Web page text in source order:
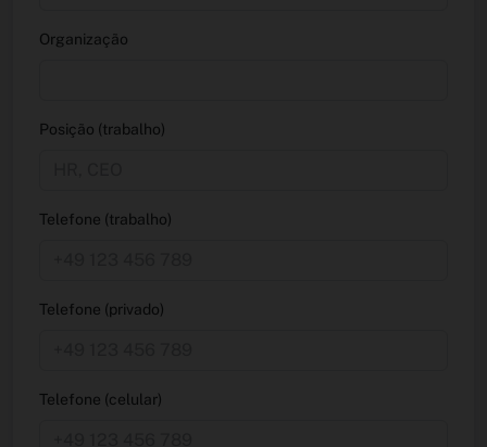
Organização
Posição (trabalho)
Telefone (trabalho)
Telefone (privado)
Telefone (celular)